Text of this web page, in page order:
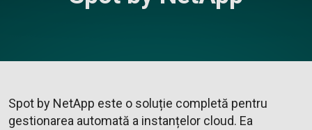
Spot by NetApp este o soluție completă pentru
gestionarea automată a instanțelor cloud. Ea